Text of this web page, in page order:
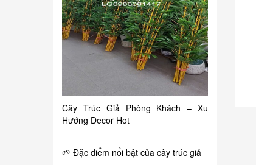
150.000₫
Chậu hồng môn giả
Cây Trúc Giả Phòng Khách – Xu
Hướng Decor Hot
🌱 Đặc điểm nổi bật của cây trúc giả